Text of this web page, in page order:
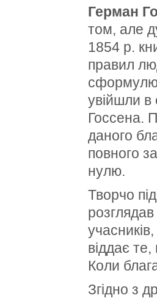
Герман
том, але
1854 p.
правил
увійшли в
Госсена.
даного
повного
нулю.
Творчо
віддає
Коли
Згідно з